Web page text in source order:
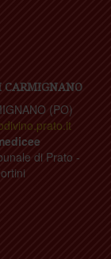
CARMIGNANO
(PO)
di Prato -